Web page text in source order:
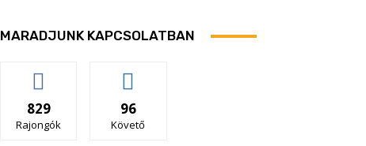
MARADJUNK KAPCSOLATBAN
829
Rajongók
96
Követő